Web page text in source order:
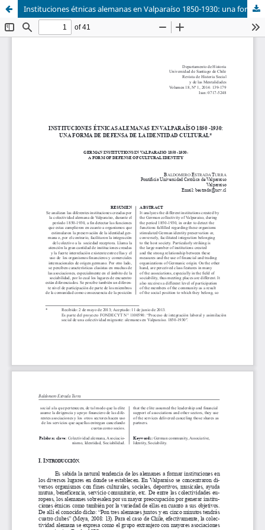
Instituciones étnicas alemanas en Valparaíso 1850-1930: una forma de defensa de la identidad cultural